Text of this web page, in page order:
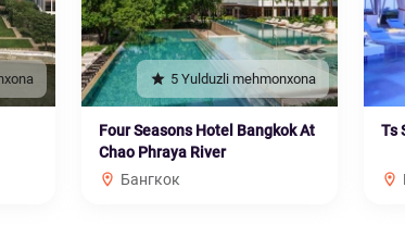
5 Yulduzli mehmonxona
Four Seasons Hotel Bangkok At
Chao Phraya River
Бангкок
Ts